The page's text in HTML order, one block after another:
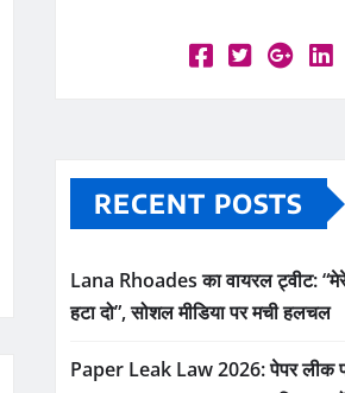
RECENT POSTS
Lana Rhoades का वायरल ट्वीट:
हटा दो”, सोशल मीडिया पर मची हलचल
Paper Leak Law 2026: पेपर लीक